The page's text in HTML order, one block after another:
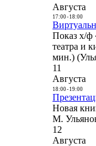
Августа
17:00- 18:00
Показ х/ф
театра и
мин.)
11
Августа
18:00- 19:00
Новая
М.
12
Августа